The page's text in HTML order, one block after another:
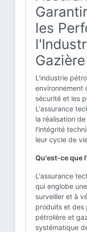
les
Gazière
L'industrie
environnement
sécurité et les
L'assurance
la réalisation
l'intégrité
leur cycle de
Qu'est-ce que
L'assurance
qui englobe
surveiller et à
produits et des
pétrolière et
systématique